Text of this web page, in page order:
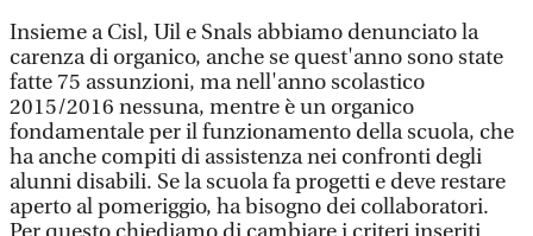
Insieme a Cisl, Uil e Snals abbiamo denunciato la
carenza di organico, anche se quest'anno sono state
fatte 75 assunzioni, ma nell'anno scolastico
2015/2016 nessuna, mentre è un organico
fondamentale per il funzionamento della scuola, che
ha anche compiti di assistenza nei confronti degli
alunni disabili. Se la scuola fa progetti e deve restare
aperto al pomeriggio, ha bisogno dei collaboratori.